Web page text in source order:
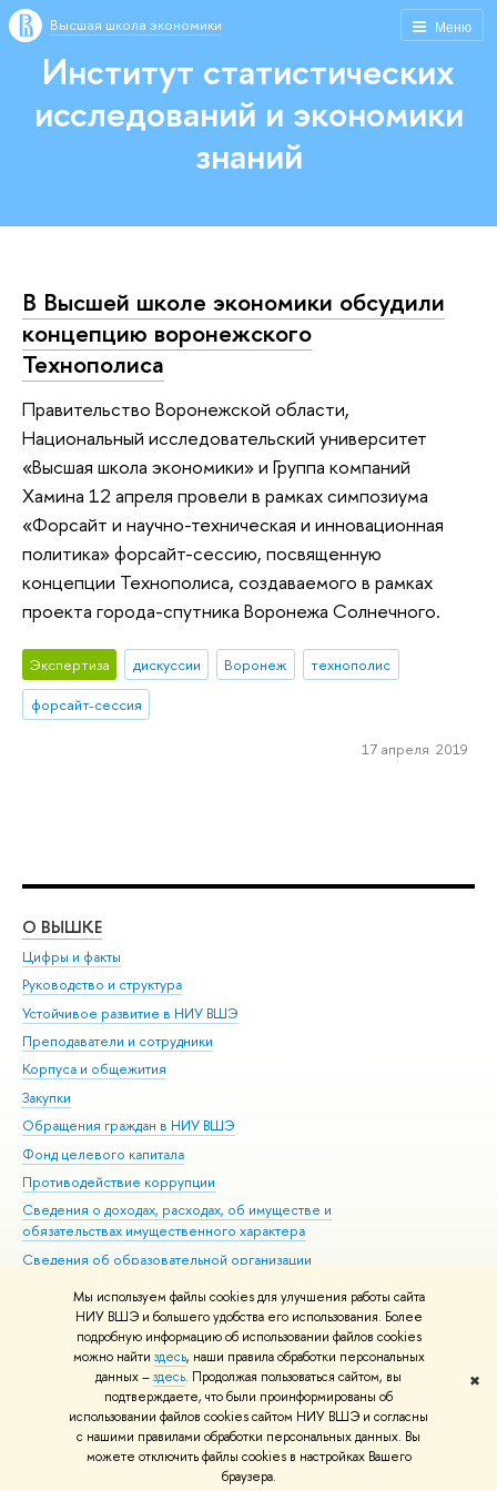
Мы используем файлы cookies для улучшения работы сайта
НИУ ВШЭ и большего удобства его использования. Более
подробную информацию об использовании файлов cookies
можно найти здесь, наши правила обработки персональных
данных –здесь. Продолжая пользоваться сайтом, вы
подтверждаете, что были проинформированы об
использовании файлов cookies сайтом НИУ ВШЭ и согласны
с нашими правилами обработки персональных данных. Вы
можете отключить файлы cookies в настройках Вашего
браузера.
✖
Меню
Высшая школа экономики
Институт статистических
исследований и экономики
знаний
В Высшей школе экономики обсудили
концепцию воронежского
Технополиса
Правительство Воронежской области,
Национальный исследовательский университет
«Высшая школа экономики» и Группа компаний
Хамина 12 апреля провели в рамках симпозиума
«Форсайт и научно-техническая и инновационная
политика» форсайт-сессию, посвященную
концепции Технополиса, создаваемого в рамках
проекта города-спутника Воронежа Солнечного.
Экспертиза дискуссии Воронеж
технополис
форсайт-сессия
17 апреля 2019
О ВЫШКЕ
Цифры и факты
Руководство и структура
Устойчивое развитие в НИУ ВШЭ
Преподаватели и сотрудники
Корпуса и общежития
Закупки
Обращения граждан в НИУ ВШЭ
Фонд целевого капитала
Противодействие коррупции
Сведения о доходах, расходах, об имуществе и
обязательствах имущественного характера
Сведения об образовательной организации
Людям с ограниченными возможностями здоровья
Единая платежная страница
Работа в Вышке
© НИУ ВШЭ 1993–2026 Адреса и контакты Условия использования
материалов Политика конфиденциальности Карта сайта
Шрифты HSE Sans и HSE Slab разработаны вШколе дизайна НИУ ВШЭ